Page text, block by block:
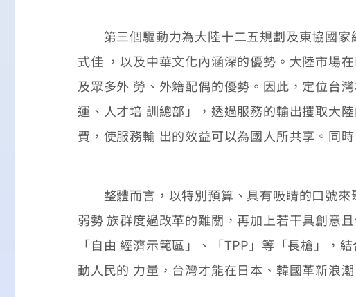
第三個驅動力為大陸十二五規劃及東協國家
式佳 ，以及中華文化內涵深的優勢。大陸市場
及眾多外 勞、外籍配偶的優勢。因此，定位台
運、人才培 訓總部」，透過服務的輸出攫取大
費，使服務輸 出的效益可以為國人所共享。同
整體而言，以特別預算、具有吸睛的口號來
弱勢 族群度過改革的難關，再加上若干具創意
「自由 經濟示範區」、「TPP」等「長槍」，
動人民的 力量，台灣才能在日本、韓國革新浪